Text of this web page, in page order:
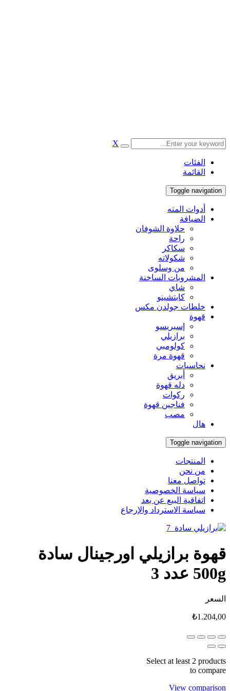
X
الفئات
القائمة
Toggle navigation
أدوات المته
الضيافة
حلاوة الشوفان
راحة
سكاكر
شكولاته
من وسلوى
المشروبات الساخنة
شاي
كابتشينو
خلطات جولدن مكس
قهوة
إسبريسو
برازيلي
كولومبي
قهوة مرة
نحاسيات
أبريق
‏دله قهوة
ركوات
فناجين قهوة
مصب
هال
Toggle navigation
المنتجات
من نحن
تواصل معنا
سياسة الخصوصية
اتفاقية البيع عن بعد
سياسة الاسترداد والإرجاع
قهوة برازيلي اورجينال سادة
500g عدد 3
السعر
₺1.204,00
Select at least 2 products
to compare
View comparison